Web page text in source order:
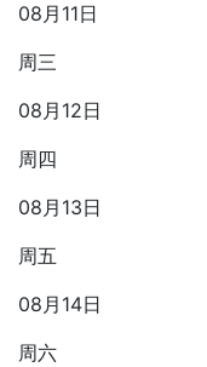
08月11日
周三
08月12日
周四
08月13日
周五
08月14日
周六